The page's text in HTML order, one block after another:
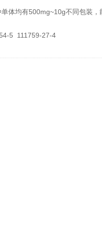
体均有500mg~10g不同包装，
5 111759-27-4